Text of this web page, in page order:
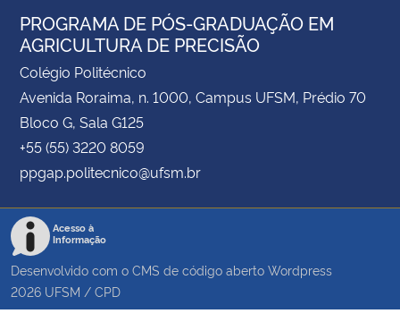
PROGRAMA DE PÓS-GRADUAÇÃO EM
AGRICULTURA DE PRECISÃO
Colégio Politécnico
Avenida Roraima, n. 1000, Campus UFSM, Prédio 70
Bloco G, Sala G125
+55 (55) 3220 8059
ppgap.politecnico@ufsm.br
Acesso à
Informação
Desenvolvido com o CMS de código aberto Wordpress
2026 UFSM / CPD